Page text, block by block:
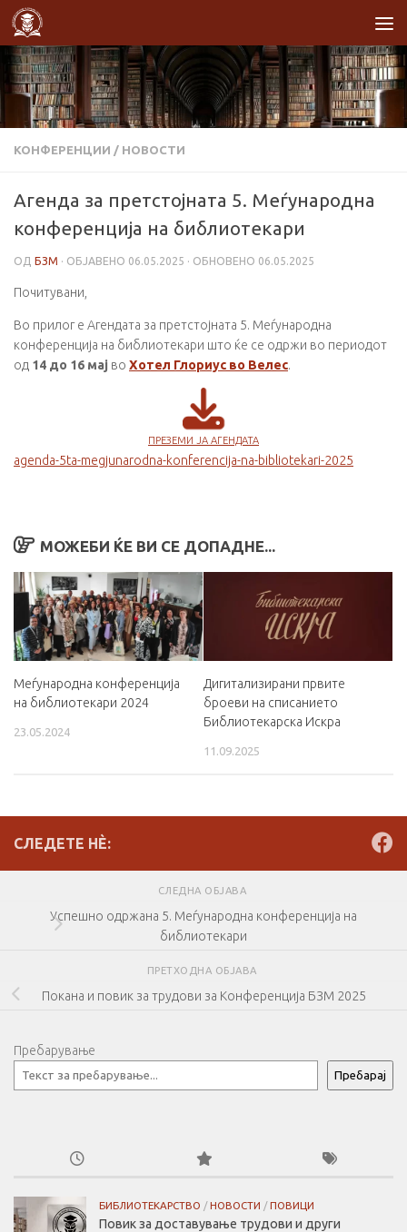
Skip to content
КОНФЕРЕНЦИИ / НОВОСТИ
Агенда за претстојната 5. Меѓународна
конференција на библиотекари
ОД БЗМ · ОБЈАВЕНО 06.05.2025 · ОБНОВЕНО 06.05.2025
Почитувани,
Во прилог е Агендата за претстојната 5. Меѓународна
конференција на библиотекари што ќе се одржи во периодот
од 14 до 16 мај во Хотел Глориус во Велес.
ПРЕЗЕМИ ЈА АГЕНДАТА
agenda-5ta-megjunarodna-konferencija-na-bibliotekari-2025
МОЖЕБИ ЌЕ ВИ СЕ ДОПАДНЕ...
Меѓународна конференција
на библиотекари 2024
23.05.2024
Дигитализирани првите
броеви на списанието
Библиотекарска Искра
11.09.2025
СЛЕДЕТЕ НÈ:
СЛЕДНА ОБЈАВА
Успешно одржана 5. Меѓународна конференција на
библиотекари
ПРЕТХОДНА ОБЈАВА
Покана и повик за трудови за Конференција БЗМ 2025
Пребарување
Пребарај
БИБЛИОТЕКАРСТВО /НОВОСТИ /ПОВИЦИ
Повик за доставување трудови и други